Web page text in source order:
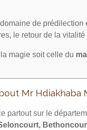
de prédilection
le retour de la
magie soit celle du
Mr Hdiakhaba
partout sur le